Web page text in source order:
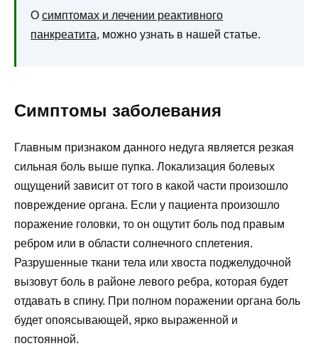
О симптомах и лечении реактивного
панкреатита, можно узнать в нашей статье.
Симптомы заболевания
Главным признаком данного недуга является резкая
сильная боль выше пупка. Локализация болевых
ощущений зависит от того в какой части произошло
повреждение органа. Если у пациента произошло
поражение головки, то он ощутит боль под правым
ребром или в области солнечного сплетения.
Разрушенные ткани тела или хвоста поджелудочной
вызовут боль в районе левого ребра, которая будет
отдавать в спину. При полном поражении органа боль
будет опоясывающей, ярко выраженной и
постоянной.